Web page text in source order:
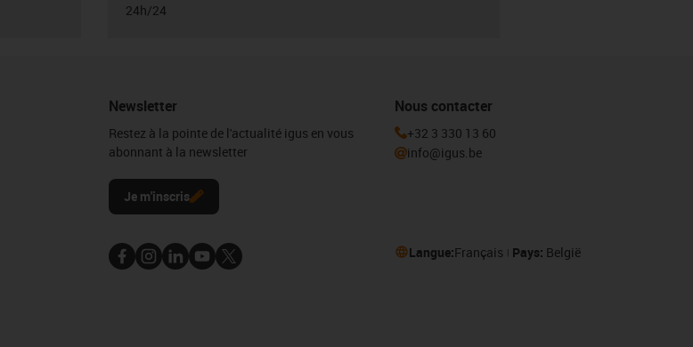
24h/24
Newsletter
Restez à la pointe de l'actualité igus en vous
abonnant à la newsletter
Je m'inscris
Nous contacter
+32 3 330 13 60
info@igus.be
Langue:Français Pays: België